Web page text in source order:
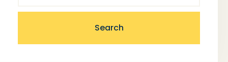
Search